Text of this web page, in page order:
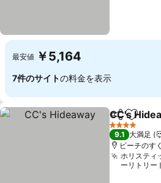
最安値 ￥5,164
7件のサイトの料金を表示
シェアお気に
CC's
4 ホテルのラン
9.1 大満足
ビーチのす
ホリスティ
ーリトリー